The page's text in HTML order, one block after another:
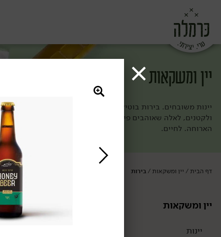
יין ומשקאות
יינות משובחים. בירות בוטיק. משקאות מיוחדים וגם שתיה קלה.
ולקטנים, לאלה שאוהבים פירותי ולאלה שאוהבים טעמים
הארוחה. לחיים.
דף הבית / יין ומשקאות /בירות
יין ומשקאות
יינות